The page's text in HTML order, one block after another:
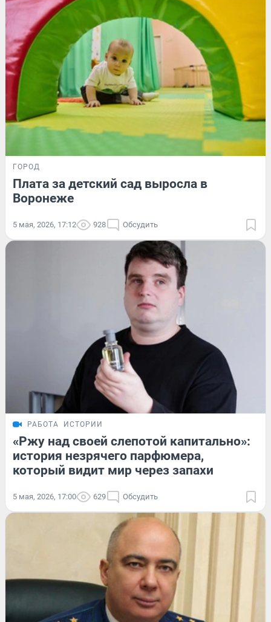
ГОРОД
Плата за детский сад выросла в
Воронеже
5 мая, 2026, 17:12 928 Обсудить
РАБОТА ИСТОРИИ
«Ржу над своей слепотой капитально»:
история незрячего парфюмера,
который видит мир через запахи
5 мая, 2026, 17:00 629 Обсудить